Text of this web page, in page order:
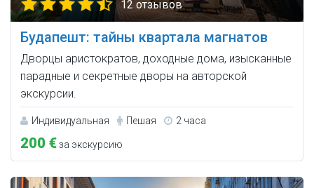
12 отзывов
Будапешт: тайны квартала магнатов
Дворцы аристократов, доходные дома, изысканные
парадные и секретные дворы на авторской
экскурсии.
Индивидуальная Пешая 2 часа
200 €за экскурсию